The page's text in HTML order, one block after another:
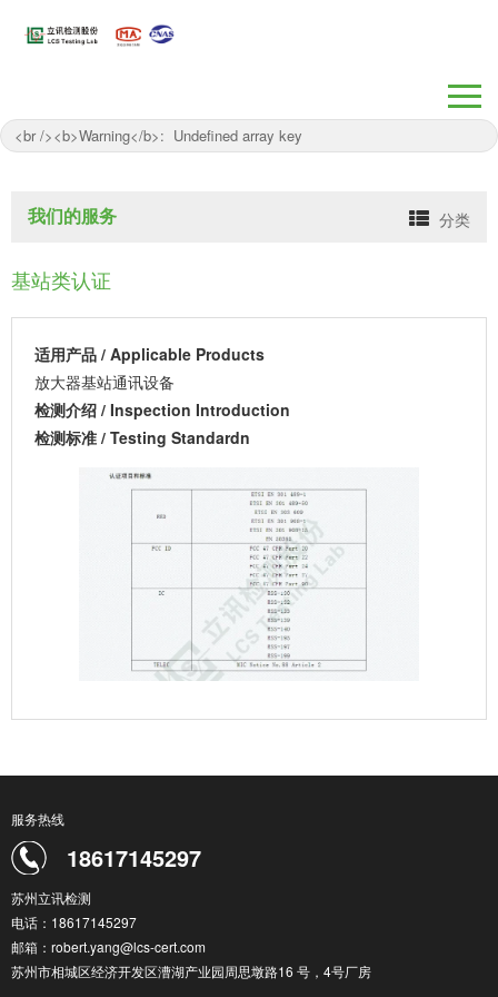
" />我们的服务 分类
基站类认证
适用产品 / Applicable Products
放大器基站通讯设备
检测介绍 / Inspection Introduction
检测标准 / Testing Standardn
服务热线
18617145297
苏州立讯检测
电话：18617145297
邮箱：robert.yang@lcs-cert.com
苏州市相城区经济开发区漕湖产业园周思墩路16 号，4号厂房